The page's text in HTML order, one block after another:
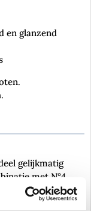
en glanzend
gelijkmatig
met N°4
Enhancer